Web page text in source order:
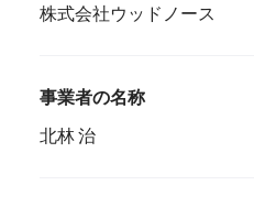
株式会社ウッドノース
事業者の名称
北林 治